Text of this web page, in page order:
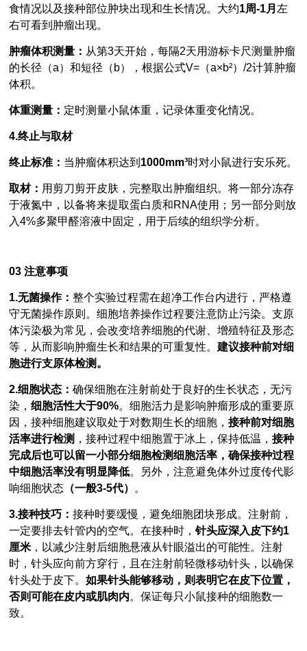
食情况以及接种部位肿块出现和生长情况。大约1周-1月 左
右可看到肿瘤出现。
肿瘤体积测量： 从第3天开始，每隔2天用游标卡尺测量肿瘤
的长径（a）和短径（b），根据公式V=（a×b²）/2计算肿瘤
体积。
体重测量： 定时测量小鼠体重，记录体重变化情况。
4.终止与取材
终止标准： 当肿瘤体积达到 1000mm³时对小鼠进行安乐死。
取材： 用剪刀剪开皮肤，完整取出肿瘤组织。将一部分冻存
于液氮中，以备将来提取蛋白质和RNA使用；另一部分则放
入4%多聚甲醛溶液中固定，用于后续的组织学分析。
03注意事项
1.无菌操作：整个实验过程需在超净工作台内进行，严格遵
守无菌操作原则。细胞培养操作过程要注意防止污染。支原
体污染极为常见，会改变培养细胞的代谢、增殖特征及形态
等，从而影响肿瘤生长和结果的可重复性。建议接种前对细
胞进行支原体检测。
2.细胞状态：确保细胞在注射前处于良好的生长状态，无污
染，细胞活性大于90%。细胞活力是影响肿瘤形成的重要原
因，接种细胞建议取处于对数期生长的细胞，接种前对细胞
活率进行检测 ，接种过程中细胞置于冰上，保持低温，接种
完成后也可以留一小部分细胞检测细胞活率，确保接种过程
中细胞活率没有明显降低。另外，注意避免体外过度传代影
响细胞状态 （一般3-5代） 。
3.接种技巧：接种时要缓慢，避免细胞团块形成。注射前，
一定要排去针管内的空气。在接种时，针头应深入皮下约1
厘米 ，以减少注射后细胞悬液从针眼溢出的可能性。注射
时，针头应向前方穿行，且在注射前轻微移动针头，以确保
针头处于皮下。如果针头能够移动，则表明它在皮下位置，
否则可能在皮内或肌肉内。保证每只小鼠接种的细胞数一
致。